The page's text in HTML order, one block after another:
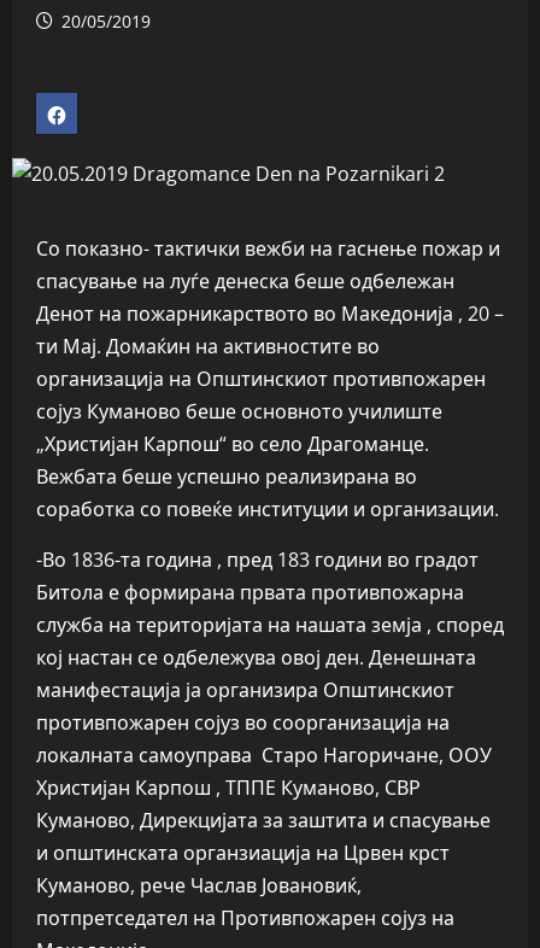
20/05/2019
Со показно- тактички вежби на гаснење пожар и
спасување на луѓе денеска беше одбележан
Денот на пожарникарството во Македонија , 20 –
ти Мај. Домаќин на активностите во
организација на Општинскиот противпожарен
сојуз Куманово беше основното училиште
„Христијан Карпош“ во село Драгоманце.
Вежбата беше успешно реализирана во
соработка со повеќе институции и организации.
-Во 1836-та година , пред 183 години во градот
Битола е формирана првата противпожарна
служба на територијата на нашата земја , според
кој настан се одбележува овој ден. Денешната
манифестација ја организира Општинскиот
противпожарен сојуз во соорганизација на
локалната самоуправа Старо Нагоричане, ООУ
Христијан Карпош , ТППЕ Куманово, СВР
Куманово, Дирекцијата за заштита и спасување
и општинската органзиација на Црвен крст
Куманово, рече Часлав Јовановиќ,
потпретседател на Противпожарен сојуз на